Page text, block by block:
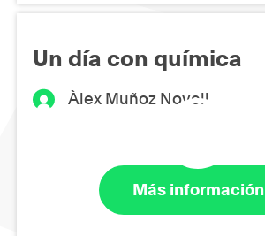
Un día con química
Àlex Muñoz Novell
Más información